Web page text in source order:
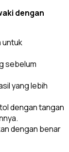
dengan
untuk
sebelum
yang lebih
dengan tangan
dengan benar